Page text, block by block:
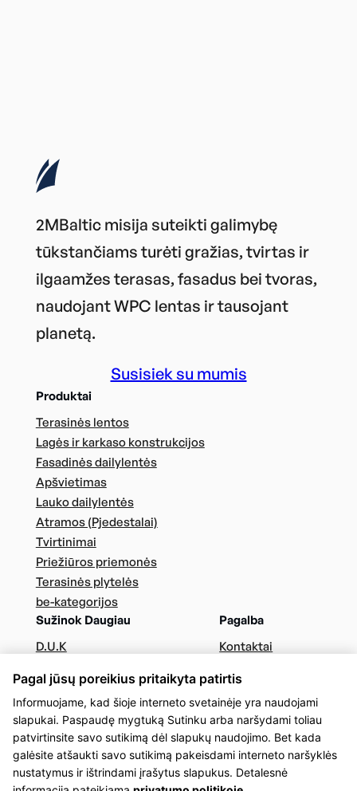
2MBaltic misija suteikti galimybę
tūkstančiams turėti gražias, tvirtas ir
ilgaamžes terasas, fasadus bei tvoras,
naudojant WPC lentas ir tausojant
planetą.
Susisiek su mumis
Produktai
Terasinės lentos
Lagės ir karkaso konstrukcijos
Fasadinės dailylentės
Apšvietimas
Lauko dailylentės
Atramos (Pjedestalai)
Tvirtinimai
Priežiūros priemonės
Terasinės plytelės
be-kategorijos
Sužinok Daugiau
D.U.K
Liepto ir lauko apdailų įrengimas
Tvoros montavimas
Fasado įrengimas
Konkursiniai projektai
Pagalba
Kontaktai
Pagal jūsų poreikius pritaikyta patirtis
Informuojame, kad šioje interneto svetainėje yra naudojami
slapukai. Paspaudę mygtuką Sutinku arba naršydami toliau
patvirtinsite savo sutikimą dėl slapukų naudojimo. Bet kada
galėsite atšaukti savo sutikimą pakeisdami interneto naršyklės
nustatymus ir ištrindami įrašytus slapukus. Detalesnė